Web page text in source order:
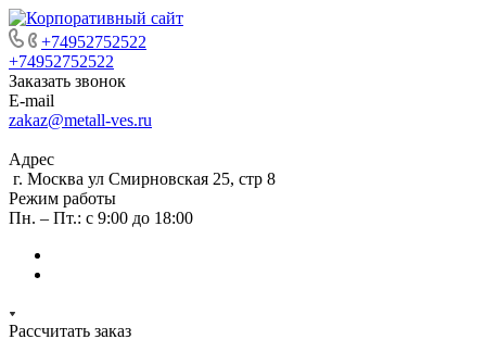
+74952752522
+74952752522
Заказать звонок
E-mail
zakaz@metall-ves.ru
Адрес
г. Москва ул Смирновская 25, стр 8
Режим работы
Пн. – Пт.: с 9:00 до 18:00
Рассчитать заказ